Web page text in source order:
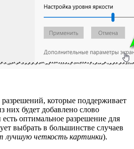
которые поддерживает
будет добавлено слово
оптимальное разрешение для
выбрать в большинстве случаев
лучшую четкость картинки).